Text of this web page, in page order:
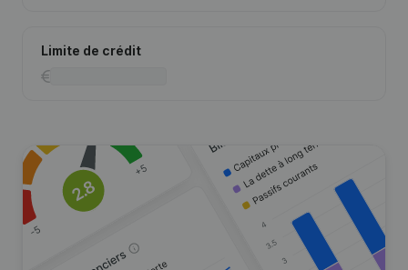
Limite de crédit